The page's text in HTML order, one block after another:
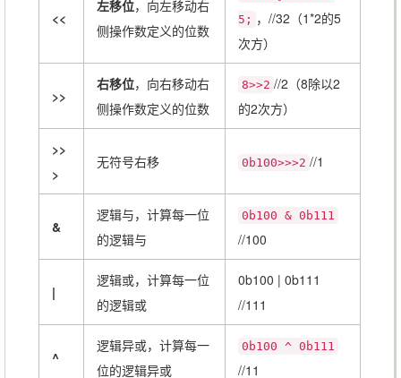
<<
左移位，向左移动右
侧操作数定义的位数
5; ，//32（1*2的5
次方）
>>
右移位，向右移动右
侧操作数定义的位数
8>>2 //2（8除以2
的2次方）
>>
>
无符号右移 0b100>>>2 //1
&
逻辑与，计算每一位
的逻辑与
0b100 & 0b111
//100
|
逻辑或，计算每一位
的逻辑或
0b100 | 0b111
//111
^
逻辑异或，计算每一
位的逻辑异或
0b100 ^ 0b111
//11